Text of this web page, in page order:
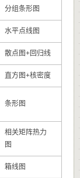
分组条形图
水平点线图
散点图+回归线
直方图+核密度
条形图
相关矩阵热力
图
箱线图